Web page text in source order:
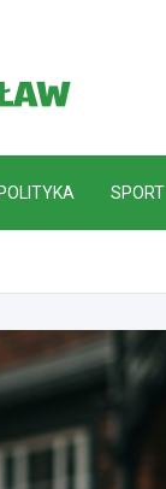
POLITYKA SPORT